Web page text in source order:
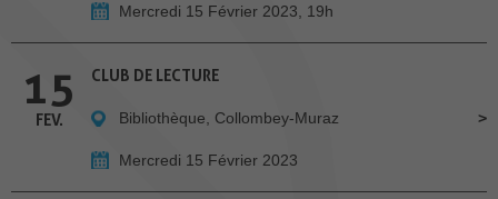
Mercredi 15 Février 2023, 19h
15
FEV.
CLUB DE LECTURE
Bibliothèque, Collombey-Muraz
Mercredi 15 Février 2023